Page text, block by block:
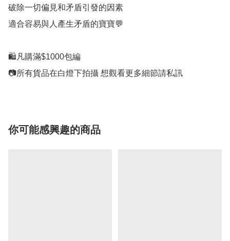
破除一切偏見和矛盾引發的因素
適合容易與人產生矛盾的寶寶💬
🛍凡購滿$1000包編
📷所有貨品在白燈下拍攝 想觀看更多細節請私訊
你可能感興趣的商品